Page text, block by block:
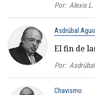
Por: Alexis
Asdrúbal
El fin de
Por:
Chavismo